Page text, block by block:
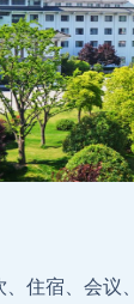
住宿、会议